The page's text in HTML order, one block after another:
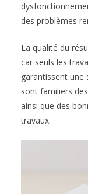
des problèmes
La qualité du
car seuls les
garantissent une
sont familiers
ainsi que des
travaux.